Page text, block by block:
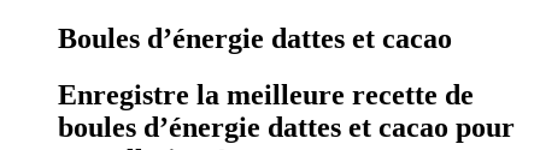
Boules d’énergie dattes et cacao
Enregistre la meilleure recette de
boules d’énergie dattes et cacao pour